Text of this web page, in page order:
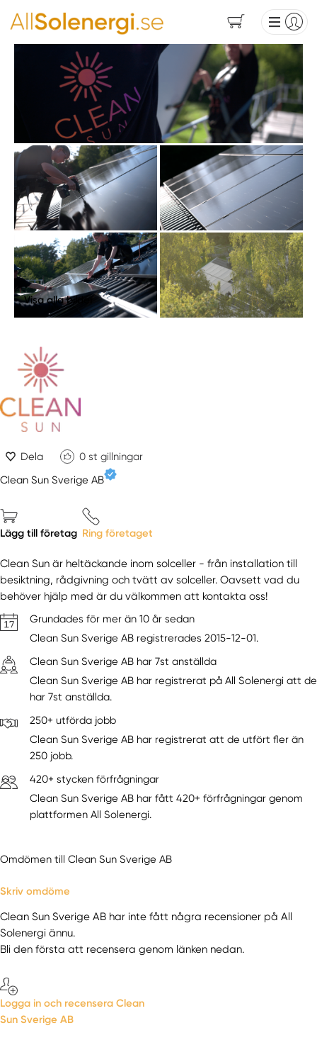
Visa alla bilder
Dela 0 st gillningar
Clean Sun Sverige AB
Lägg till företag Ring företaget
Clean Sun är heltäckande inom solceller - från installation till
besiktning, rådgivning och tvätt av solceller. Oavsett vad du
behöver hjälp med är du välkommen att kontakta oss!
Grundades för mer än 10 år sedan
Clean Sun Sverige AB registrerades 2015-12-01.
Clean Sun Sverige AB har 7st anställda
Clean Sun Sverige AB har registrerat på All Solenergi att de
har 7st anställda.
250+ utförda jobb
Clean Sun Sverige AB har registrerat att de utfört fler än
250 jobb.
420+ stycken förfrågningar
Clean Sun Sverige AB har fått 420+ förfrågningar genom
plattformen All Solenergi.
Omdömen till Clean Sun Sverige AB
Skriv omdöme
Clean Sun Sverige AB har inte fått några recensioner på All
Solenergi ännu.
Bli den första att recensera genom länken nedan.
Logga in och recensera Clean
Sun Sverige AB